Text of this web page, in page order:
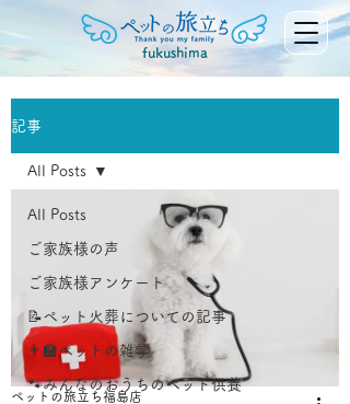
fukushima
記事
All Posts
ご家族様の声
ご家族様アンケート
📝ペット火葬についての記事
👨‍🏫ペットの雑学
🐾みんなのおうちのペット供養
All Posts
ペットの旅立ち福島店